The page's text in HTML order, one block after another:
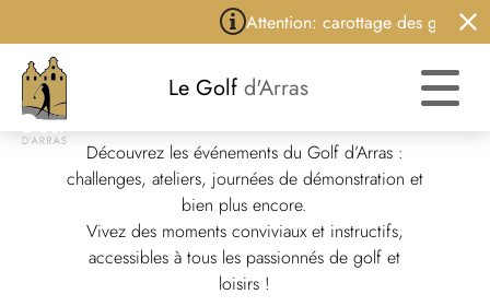
Attention: carottage des greens
Le Golfd'Arras
Événements
Découvrez les événements du Golf d’Arras :
challenges, ateliers, journées de démonstration et
bien plus encore.
Vivez des moments conviviaux et instructifs,
accessibles à tous les passionnés de golf et
loisirs !